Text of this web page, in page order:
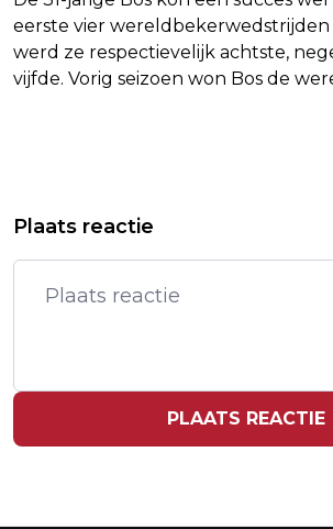
eerste vier wereldbekerwedstrijden
werd ze respectievelijk achtste,
vijfde. Vorig seizoen won Bos de
HUMANITAIRE LUCHTBRUG
METTE-MARIT BLIJ DAT
ALEXANDRA THUIS IS
Plaats reactie
PLAATS REACTIE